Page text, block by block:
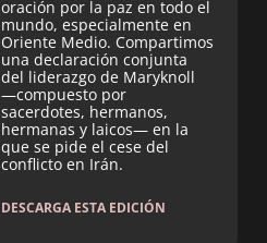
oración por la paz en todo el
mundo, especialmente en
Oriente Medio. Compartimos
una declaración conjunta
del liderazgo de Maryknoll
—compuesto por
sacerdotes, hermanos,
hermanas y laicos— en la
que se pide el cese del
conflicto en Irán.
DESCARGA ESTA EDICIÓN